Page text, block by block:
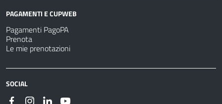
PAGAMENTI E CUPWEB
Pagamenti PagoPA
Prenota
Le mie prenotazioni
SOCIAL